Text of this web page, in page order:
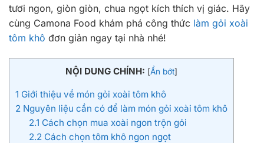
tươi ngon, giòn giòn, chua ngọt kích thích vị giác. Hãy
cùng Camona Food khám phá công thức làm gỏi xoài
tôm khô đơn giản ngay tại nhà nhé!
NỘI DUNG CHÍNH: [Ẩn bớt]
1 Giới thiệu về món gỏi xoài tôm khô
2 Nguyên liệu cần có để làm món gỏi xoài tôm khô
2.1 Cách chọn mua xoài ngon trộn gỏi
2.2Cách chọn tôm khô ngon ngọt